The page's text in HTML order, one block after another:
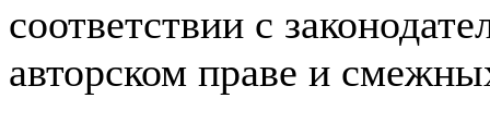
соответствии с
авторском праве и